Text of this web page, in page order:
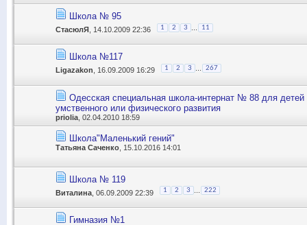
Школа № 95
СтасюлЯ , 14.10.2009 22:36 1 2 3 11
Школа №117
Ligazakon , 16.09.2009 16:29 1 2 3 267
Одесская специальная школа-интернат № 88 для детей
умственного или физического развития
priolia , 02.04.2010 18:59
Школа"Маленький гений"
Татьяна Саченко , 15.10.2016 14:01
Школа № 119
Виталина , 06.09.2009 22:39 1 2 3 ... 222
Гимназия №1